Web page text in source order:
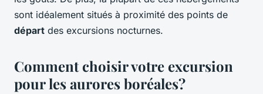
sont idéalement situés à proximité des points de
départ des excursions nocturnes.
Comment choisir votre excursion
pour les aurores boréales?